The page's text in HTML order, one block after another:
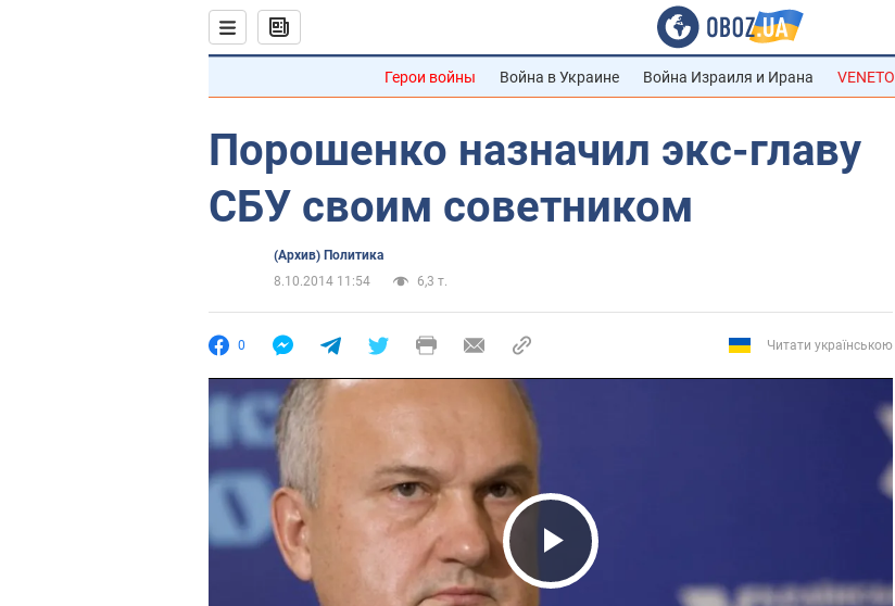
Герои войны Война в Украине Война Израиля и Ирана VENETO
Порошенко назначил экс-главу
СБУ своим советником
(Архив) Политика
8.10.2014 11:54
6,3 т.
0 Читати українською
Play Video